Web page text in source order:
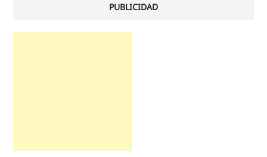
PUBLICIDAD